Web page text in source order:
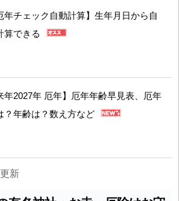
年チェック自動計算】生年月日から自
算できる
年2027年 厄年】厄年年齢早見表、厄年
？年齢は？数え方など
新